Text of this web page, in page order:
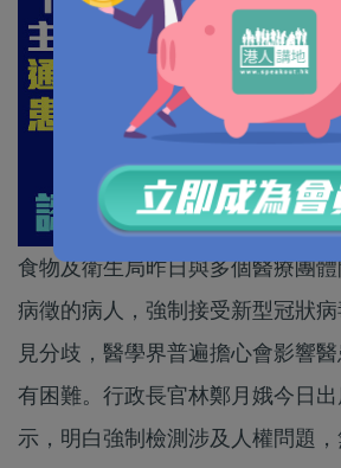
食物及衛生局昨日與多個醫療團
病徵的病人，強制接受新型冠狀
見分歧，醫學界普遍擔心會影響
有困難。行政長官林鄭月娥今日
示，明白強制檢測涉及人權問題